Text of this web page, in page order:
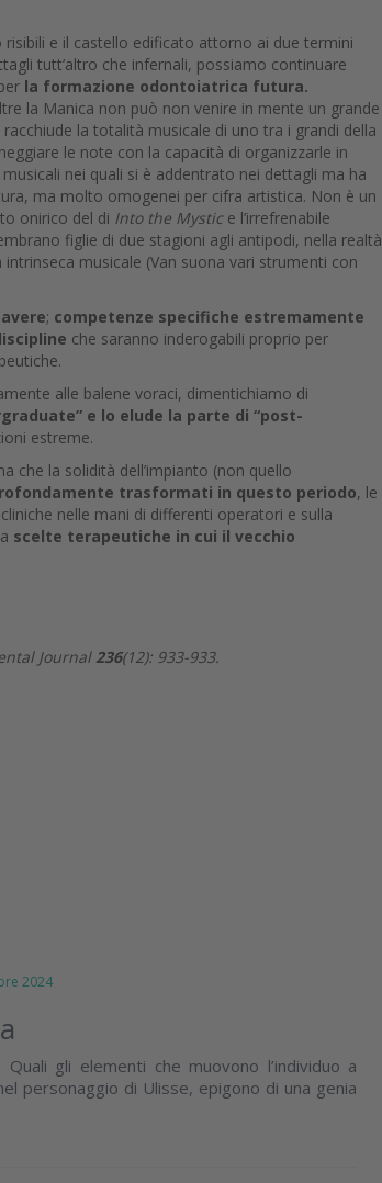
e il castello edificato attorno ai due termini
tutt’altro che infernali, possiamo continuare
la formazione odontoiatrica futura.
la Manica non può non venire in mente un grande
racchiude la totalità musicale di uno tra i grandi della
le note con la capacità di organizzarle in
nei quali si è addentrato nei dettagli ma ha
ma molto omogenei per cifra artistica. Non è un
onirico del di Into the Mystice l’irrefrenabile
figlie di due stagioni agli antipodi, nella realtà
musicale (Van suona vari strumenti con
; competenze specifiche estremamente
che saranno inderogabili proprio per
alle balene voraci, dimentichiamo di
e lo elude la parte di “post-
estreme.
che la solidità dell’impianto (non quello
trasformati in questo periodo, le
nelle mani di differenti operatori e sulla
scelte terapeutiche in cui il vecchio
Journal 236(12): 933-933.
2024
Quali gli elementi che muovono l’individuo a
personaggio di Ulisse, epigono di una genia